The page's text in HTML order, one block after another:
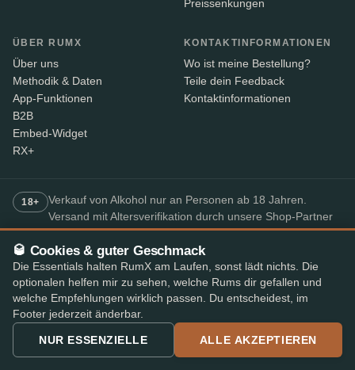
Preissenkungen
ÜBER RUMX
Über uns
Methodik & Daten
App-Funktionen
B2B
Embed-Widget
RX+
KONTAKTINFORMATIONEN
Wo ist meine Bestellung?
Teile dein Feedback
Kontaktinformationen
18+
Verkauf von Alkohol nur an Personen ab 18 Jahren.
Versand mit Altersverifikation durch unsere Shop-Partner
– der Paketbote prüft den Ausweis bei Lieferung.
SICHERES BEZAHLEN
+7
Die verfügbaren Zahlungsmethoden können je nach Shop variieren.
Bestbewertete Rum-App
★★★★★4,8· im App Store und Play Store
🥃 Cookies & guter Geschmack
Die Essentials halten RumX am Laufen, sonst lädt nichts. Die
optionalen helfen mir zu sehen, welche Rums dir gefallen und
welche Empfehlungen wirklich passen. Du entscheidest, im
Footer jederzeit änderbar.
NUR ESSENZIELLE ALLE AKZEPTIEREN